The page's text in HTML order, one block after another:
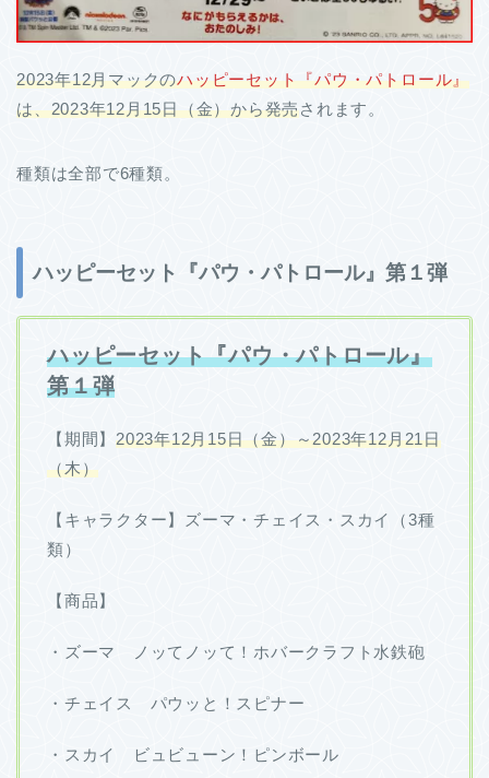
2023年12月マックのハッピーセット『パウ・パトロール』
は、2023年12月15日（金）から発売されます。
種類は全部で6種類。
ハッピーセット『パウ・パトロール』第１弾
ハッピーセット『パウ・パトロール』
第１弾
【期間】2023年12月15日（金）～2023年12月21日
（木）
【キャラクター】ズーマ・チェイス・スカイ（3種
類）
【商品】
・ズーマ ノッてノッて！ホバークラフト水鉄砲
・チェイス パウッと！スピナー
・スカイ ビュビューン！ピンボール